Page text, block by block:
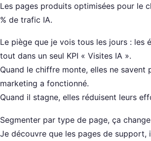
Les pages produits optimisées pour le
% de trafic IA.
Le piège que je vois tous les jours : les
tout dans un seul KPI « Visites IA ».
Quand le chiffre monte, elles ne savent
marketing a fonctionné.
Quand il stagne, elles réduisent leurs
Segmenter par type de page, ça
Je découvre que les pages de support,